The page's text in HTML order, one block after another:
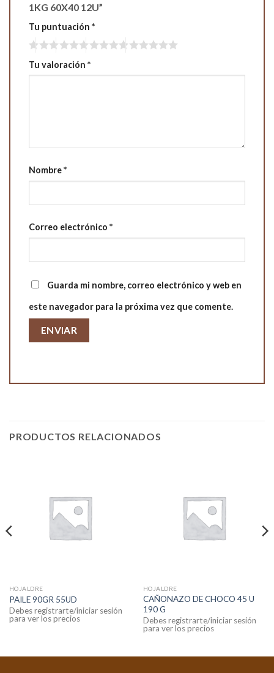
1KG 60X40 12U”
Tu puntuación *
Tu valoración *
Nombre*
Correo electrónico *
Guarda mi nombre, correo electrónico y web en
este navegador para la próxima vez que comente.
PRODUCTOS RELACIONADOS
HOJALDRE
PAILE 90GR 55UD
Debes registrarte/iniciar sesión
para ver los precios
HOJALDRE
CAÑONAZO DE CHOCO 45 U
190 G
Debes registrarte/iniciar sesión
para ver los precios